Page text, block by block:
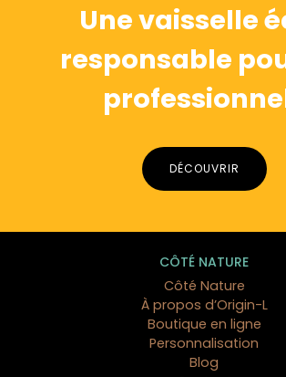
Une vaisselle
responsable
DÉCOUVRIR
CÔTÉ NATURE
Côté Nature
À propos d’Origin-L
Boutique en ligne
Personnalisation
Blog